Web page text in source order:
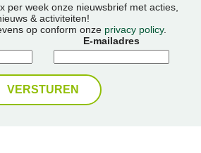
per week onze nieuwsbrief met acties,
& activiteiten!
op conform onze privacy policy.
E-mailadres